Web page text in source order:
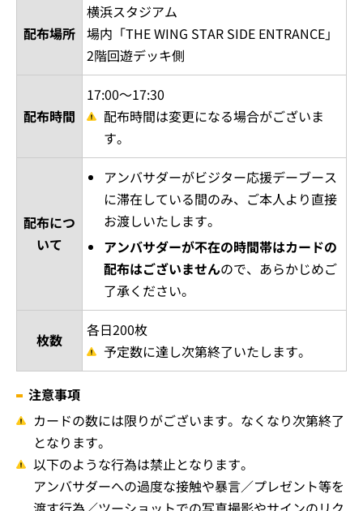
配布場所
横浜スタジアム
場内「THE WING STAR SIDE ENTRANCE」
2階回遊デッキ側
配布時間
17:00～17:30
配布時間は変更になる場合がございま
す。
配布につ
いて
アンバサダーがビジター応援デーブース
に滞在している間のみ、ご本人より直接
お渡しいたします。
アンバサダーが不在の時間帯はカードの
配布はございませんので、あらかじめご
了承ください。
枚数
各日200枚
予定数に達し次第終了いたします。
注意事項
カードの数には限りがございます。なくなり次第終了
となります。
以下のような行為は禁止となります。
アンバサダーへの過度な接触や暴言／プレゼント等を